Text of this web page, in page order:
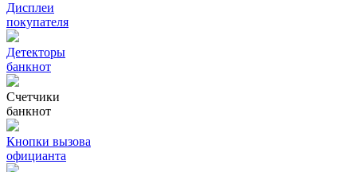
Дисплеи
покупателя
Детекторы
банкнот
Счетчики
банкнот
Кнопки вызова
официанта